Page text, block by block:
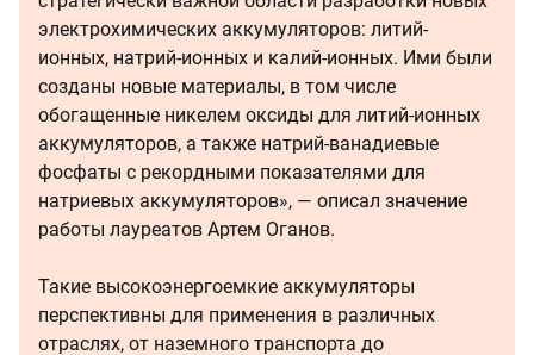
электрохимических аккумуляторов: литий-
ионных, натрий-ионных и калий-ионных. Ими были
созданы новые материалы, в том числе
обогащенные никелем оксиды для литий-ионных
аккумуляторов, а также натрий-ванадиевые
фосфаты с рекордными показателями для
натриевых аккумуляторов», — описал значение
работы лауреатов Артем Оганов.
Такие высокоэнергоемкие аккумуляторы
перспективны для применения в различных
отраслях, от наземного транспорта до